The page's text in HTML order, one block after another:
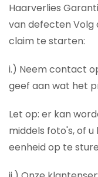
Haarverlies
van defecten Volg
claim te starten:
i.) Neem contact
geef aan wat het
Let op: er kan
middels foto's, of
eenheid op te